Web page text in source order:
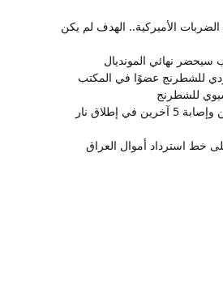
الأميركية.. الهدف لم يكن
سيحضر نهائي المونديال
للشطرنج عضوًا في المكتب
للشطرنج
كندا.. مقتل شخصين وإصابة 5 آخرين في إطلاق نار
خط استرداد أموال العراق